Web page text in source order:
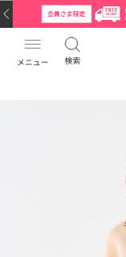
メニュー 検索